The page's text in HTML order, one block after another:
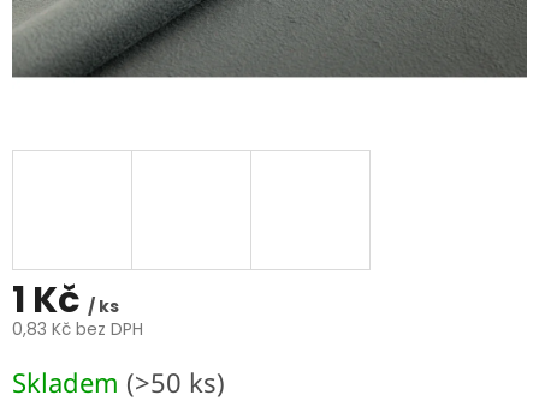
1 Kč / ks
0,83 Kč bez DPH
cena:
Skladem (>50 ks)